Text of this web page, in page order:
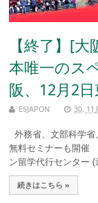
【終了】[
本唯一のス
阪、12月2
ESJAPON 30, 11
外務省、文部科学
無料セミナーも開催
ン留学代行センター
続きはこちら »